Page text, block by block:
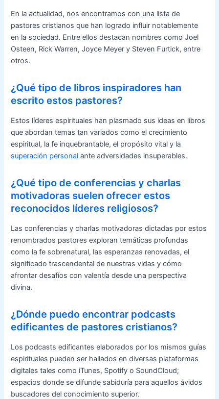
En la actualidad, nos encontramos con una lista de
pastores cristianos que han logrado influir notablemente
en la sociedad. Entre ellos destacan nombres como Joel
Osteen, Rick Warren, Joyce Meyer y Steven Furtick, entre
otros.
¿Qué tipo de libros inspiradores han
escrito estos pastores?
Estos líderes espirituales han plasmado sus ideas en libros
que abordan temas tan variados como el crecimiento
espiritual, la fe inquebrantable, el propósito vital y la
superación personal ante adversidades insuperables.
¿Qué tipo de conferencias y charlas
motivadoras suelen ofrecer estos
reconocidos líderes religiosos?
Las conferencias y charlas motivadoras dictadas por estos
renombrados pastores exploran temáticas profundas
como la fe sobrenatural, las esperanzas renovadas, el
significado trascendental de nuestras vidas y cómo
afrontar desafíos con valentía desde una perspectiva
divina.
¿Dónde puedo encontrar podcasts
edificantes de pastores cristianos?
Los podcasts edificantes elaborados por los mismos guías
espirituales pueden ser hallados en diversas plataformas
digitales tales como iTunes, Spotify o SoundCloud;
espacios donde se difunde sabiduría para aquellos ávidos
buscadores del conocimiento superior.